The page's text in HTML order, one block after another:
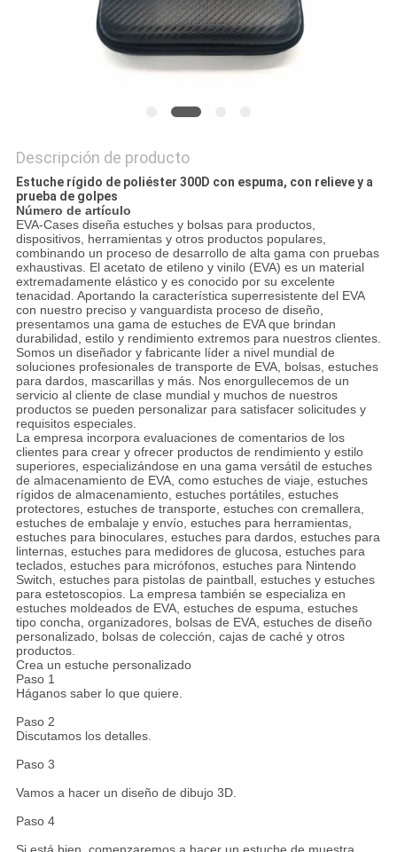
Descripción de producto
Estuche rígido de poliéster 300D con espuma, con relieve y a
prueba de golpes
Número de artículo
EVA-Cases diseña estuches y bolsas para productos,
dispositivos, herramientas y otros productos populares,
combinando un proceso de desarrollo de alta gama con pruebas
exhaustivas. El acetato de etileno y vinilo (EVA) es un material
extremadamente elástico y es conocido por su excelente
tenacidad. Aportando la característica superresistente del EVA
con nuestro preciso y vanguardista proceso de diseño,
presentamos una gama de estuches de EVA que brindan
durabilidad, estilo y rendimiento extremos para nuestros clientes.
Somos un diseñador y fabricante líder a nivel mundial de
soluciones profesionales de transporte de EVA, bolsas, estuches
para dardos, mascarillas y más. Nos enorgullecemos de un
servicio al cliente de clase mundial y muchos de nuestros
productos se pueden personalizar para satisfacer solicitudes y
requisitos especiales.
La empresa incorpora evaluaciones de comentarios de los
clientes para crear y ofrecer productos de rendimiento y estilo
superiores, especializándose en una gama versátil de estuches
de almacenamiento de EVA, como estuches de viaje, estuches
rígidos de almacenamiento, estuches portátiles, estuches
protectores, estuches de transporte, estuches con cremallera,
estuches de embalaje y envío, estuches para herramientas,
estuches para binoculares, estuches para dardos, estuches para
linternas, estuches para medidores de glucosa, estuches para
teclados, estuches para micrófonos, estuches para Nintendo
Switch, estuches para pistolas de paintball, estuches y estuches
para estetoscopios. La empresa también se especializa en
estuches moldeados de EVA, estuches de espuma, estuches
tipo concha, organizadores, bolsas de EVA, estuches de diseño
personalizado, bolsas de colección, cajas de caché y otros
productos.
Crea un estuche personalizado
Paso 1
Háganos saber lo que quiere.
Paso 2
Discutamos los detalles.
Paso 3
Vamos a hacer un diseño de dibujo 3D.
Paso 4